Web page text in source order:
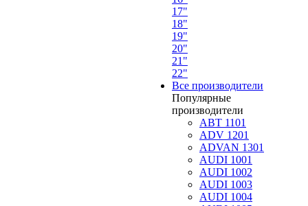
17"
18"
19"
20"
21"
22"
Все производители
Популярные
производители
ABT 1101
ADV 1201
ADVAN 1301
AUDI 1001
AUDI 1002
AUDI 1003
AUDI 1004